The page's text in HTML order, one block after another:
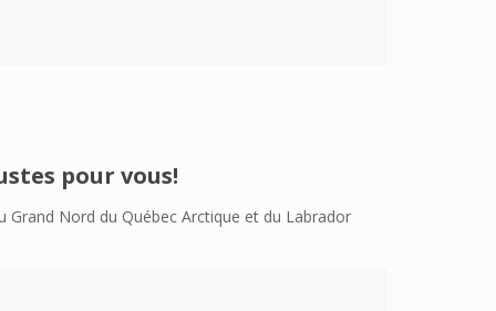
pour vous!
Nord du Québec Arctique et du Labrador